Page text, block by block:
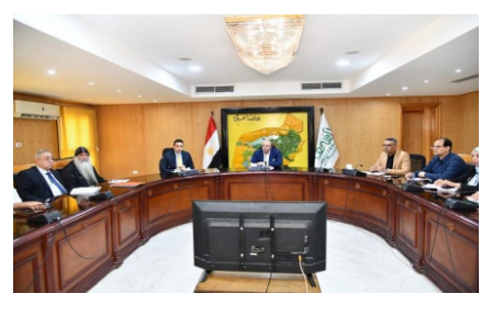
اخبار الرياضة
منوعات
فن وثقافة
علوم وتكنولوجيا
المرأة والجمال